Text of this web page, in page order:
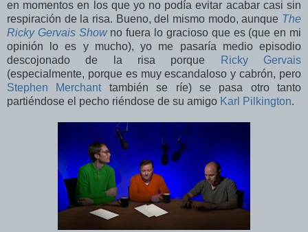
en momentos en los que yo no podía evitar acabar casi sin
respiración de la risa. Bueno, del mismo modo, aunque The
Ricky Gervais Showno fuera lo gracioso que es (que en mi
opinión lo es y mucho), yo me pasaría medio episodio
descojonado de la risa porque
Ricky Gervais
(especialmente, porque es muy escandaloso y cabrón, pero
Stephen Merchanttambién se ríe) se pasa otro tanto
partiéndose el pecho riéndose de su amigo Karl Pilkington.